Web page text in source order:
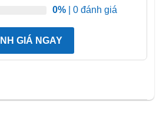
lít VH-568W2 Thiết kế tiện
– Mát: Tủ có thiết kế 2 ngăn
0% | 0 đánh giá
GIÁ NGAY